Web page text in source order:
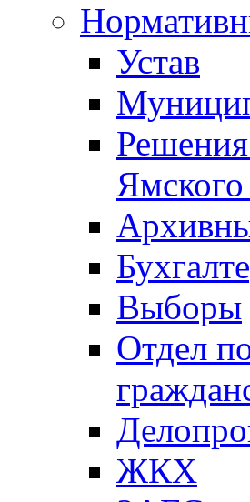
Устав
Выборы
Отдел
ЖКХ